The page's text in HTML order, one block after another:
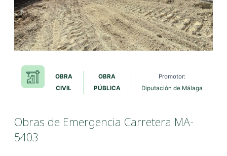
OBRA
CIVIL
OBRA
PÚBLICA
Promotor:
Diputación de Málaga
Obras de Emergencia Carretera MA-
5403